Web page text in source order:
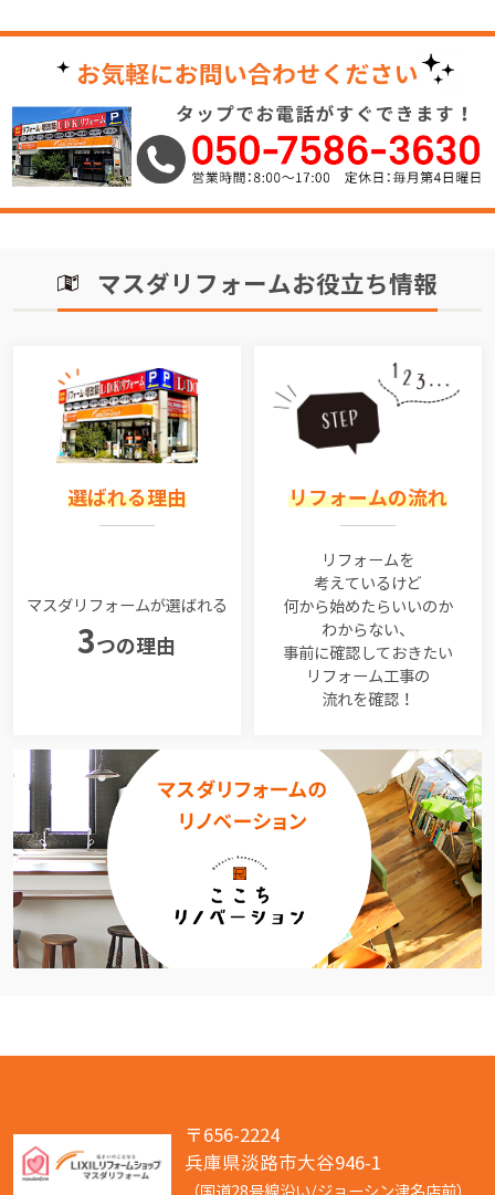
マスダリフォームお役立ち情報
選ばれる理由
マスダリフォームが選ばれる
3つの理由
リフォームの流れ
リフォームを
考えているけど
何から始めたらいいのか
わからない、
事前に確認しておきたい
リフォーム工事の
流れを確認！
〒656-2224
兵庫県淡路市大谷946-1